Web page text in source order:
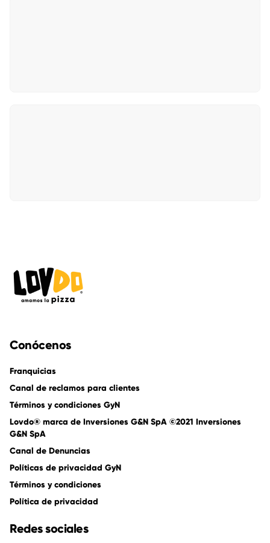
Conócenos
Franquicias
Canal de reclamos para clientes
Términos y condiciones GyN
Lovdo® marca de Inversiones G&N SpA ©2021 Inversiones
G&N SpA
Canal de Denuncias
Políticas de privacidad GyN
Términos y condiciones
Política de privacidad
Redes sociales